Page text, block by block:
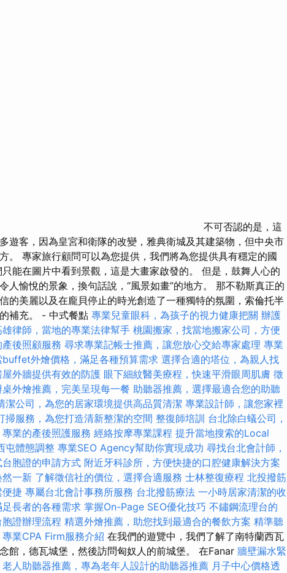
不可否認的是，這
遊客，因為皇宮和衛隊的改變，雅典衛城及其建築物，但中央市
。 專家旅行顧問可以為您提供，我們將為您提供具有穩定的國
能在圖片中看到景觀，這是大畫家啟發的。 但是，鼓舞人心的
人愉悅的景象，換句話說，“風景如畫”的地方。 那不勒斯真正的
的美麗以及在龐貝停止的時光創造了一種獨特的氛圍，索倫托半
補充。 - 中式餐點 專業兒童眼科，為孩子的視力健康把關 辦護
雄律師，當地的專業法律幫手 桃園搬家，找當地搬家公司，方便
後照顧服務 尋求專業記帳士推薦，讓您放心交給專家處理 專業
buffet外燴價格，滿足各種預算需求 選擇合適的塔位，為親人找
外牆提供有效的防護 眼下細紋醫美療程，快速平滑眼周肌膚 徵
外燴推薦，完美呈現每一餐 助聽器推薦，選擇最適合您的助聽
潔公司，為您的居家環境提供高品質清潔 專業設計師，讓您家裡
掃服務，為您打造清新整潔的空間 整復師培訓 台北除白蟻公司，
業的產後照護服務 經絡按摩專業課程 提升當地搜索的Local
屯體態調整 專業SEO Agency幫助你實現成功 尋找台北會計師，
台胞證的申請方式 附近牙科診所，方便快捷的口腔健康解決方案
然一新 了解徵信社的價位，選擇合適服務 士林整復療程 北投撥筋
捷 專屬台北會計事務所服務 台北撥筋療法 一小時居家清潔的收
長者的各種需求 掌握On-Page SEO優化技巧 不鏽鋼流理台的
證辦理流程 精選外燴推薦，助您找到最適合的餐飲方案 精準聽
專業CPA Firm服務介紹 在我們的遊覽中，我們了解了南特蘭西瓦
館，德瓦城堡，然後訪問匈奴人的前城堡。 在Fanar 牆壁漏水緊
老人助聽器推薦，專為老年人設計的助聽器推薦 月子中心價格透